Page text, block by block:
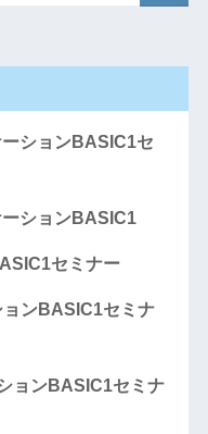
ションBASIC1セ
ションBASIC1
セミナー
ンBASIC1セミナ
ョンBASIC1セミナ